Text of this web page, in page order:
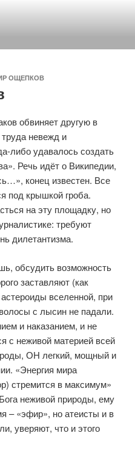
ОЩЕПКОВ
обвиняет другую в
невежд и
либо удавалось создать
Речь идёт о Википедии,
конец известен. Все
под крышкой гроба.
на эту площадку, но
требуют
дилетантизма.
обсудить возможность
заставляют (как
вселенной, при
с лысин не падали.
и наказанием, и не
с неживой материей всей
ОН легкий, мощный и
«Энергия мира
стремится в максимум»
неживой природы, ему
– «эфир», но атеисты и в
уверяют, что и этого